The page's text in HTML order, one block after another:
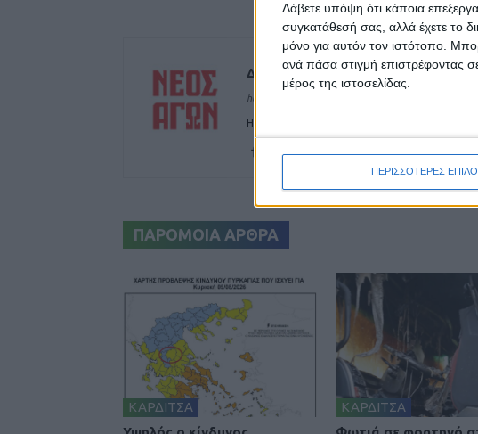
Λάβετε υπόψη ότι κάποια
συγκατάθεσή σας, αλλά έχετε το
μόνο για αυτόν τον ιστότοπο.
ανά πάσα στιγμή επιστρέφοντας
μέρος της ιστοσελίδας.
ΠΕΡΙΣΣΟΤΕΡΕΣ
Δημοσιογραφική Ομάδα ΝΕΟΣ
https://neosagon.gr
Η Αρχαιότερη Καθημερινή Πρωινή Εφημερίδα
ΠΑΡΟΜΟΙΑ ΑΡΘΡΑ
ΚΑΡΔΙΤΣΑ
ΚΑΡΔΙΤΣΑ